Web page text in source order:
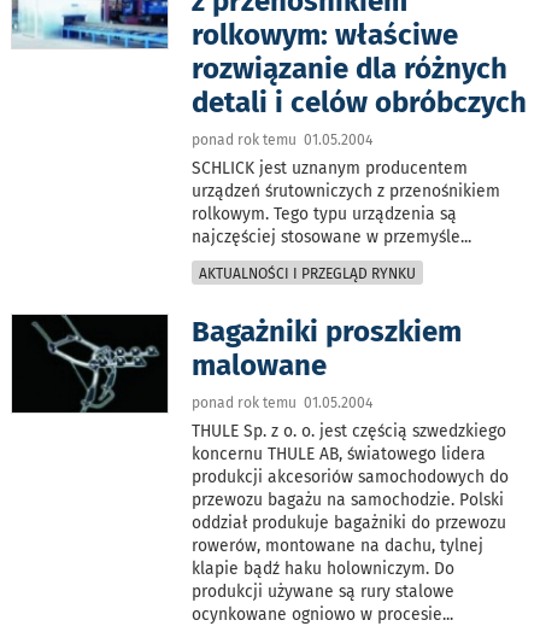
rolkowym: właściwe
rozwiązanie dla różnych
detali i celów obróbczych
ponad rok temu 01.05.2004
SCHLICK jest uznanym producentem
urządzeń śrutowniczych z przenośnikiem
rolkowym. Tego typu urządzenia są
najczęściej stosowane w przemyśle...
AKTUALNOŚCI I PRZEGLĄD RYNKU
Bagażniki proszkiem
malowane
ponad rok temu 01.05.2004
THULE Sp. z o. o. jest częścią szwedzkiego
koncernu THULE AB, światowego lidera
produkcji akcesoriów samochodowych do
przewozu bagażu na samochodzie. Polski
oddział produkuje bagażniki do przewozu
rowerów, montowane na dachu, tylnej
klapie bądź haku holowniczym. Do
produkcji używane są rury stalowe
ocynkowane ogniowo w procesie...